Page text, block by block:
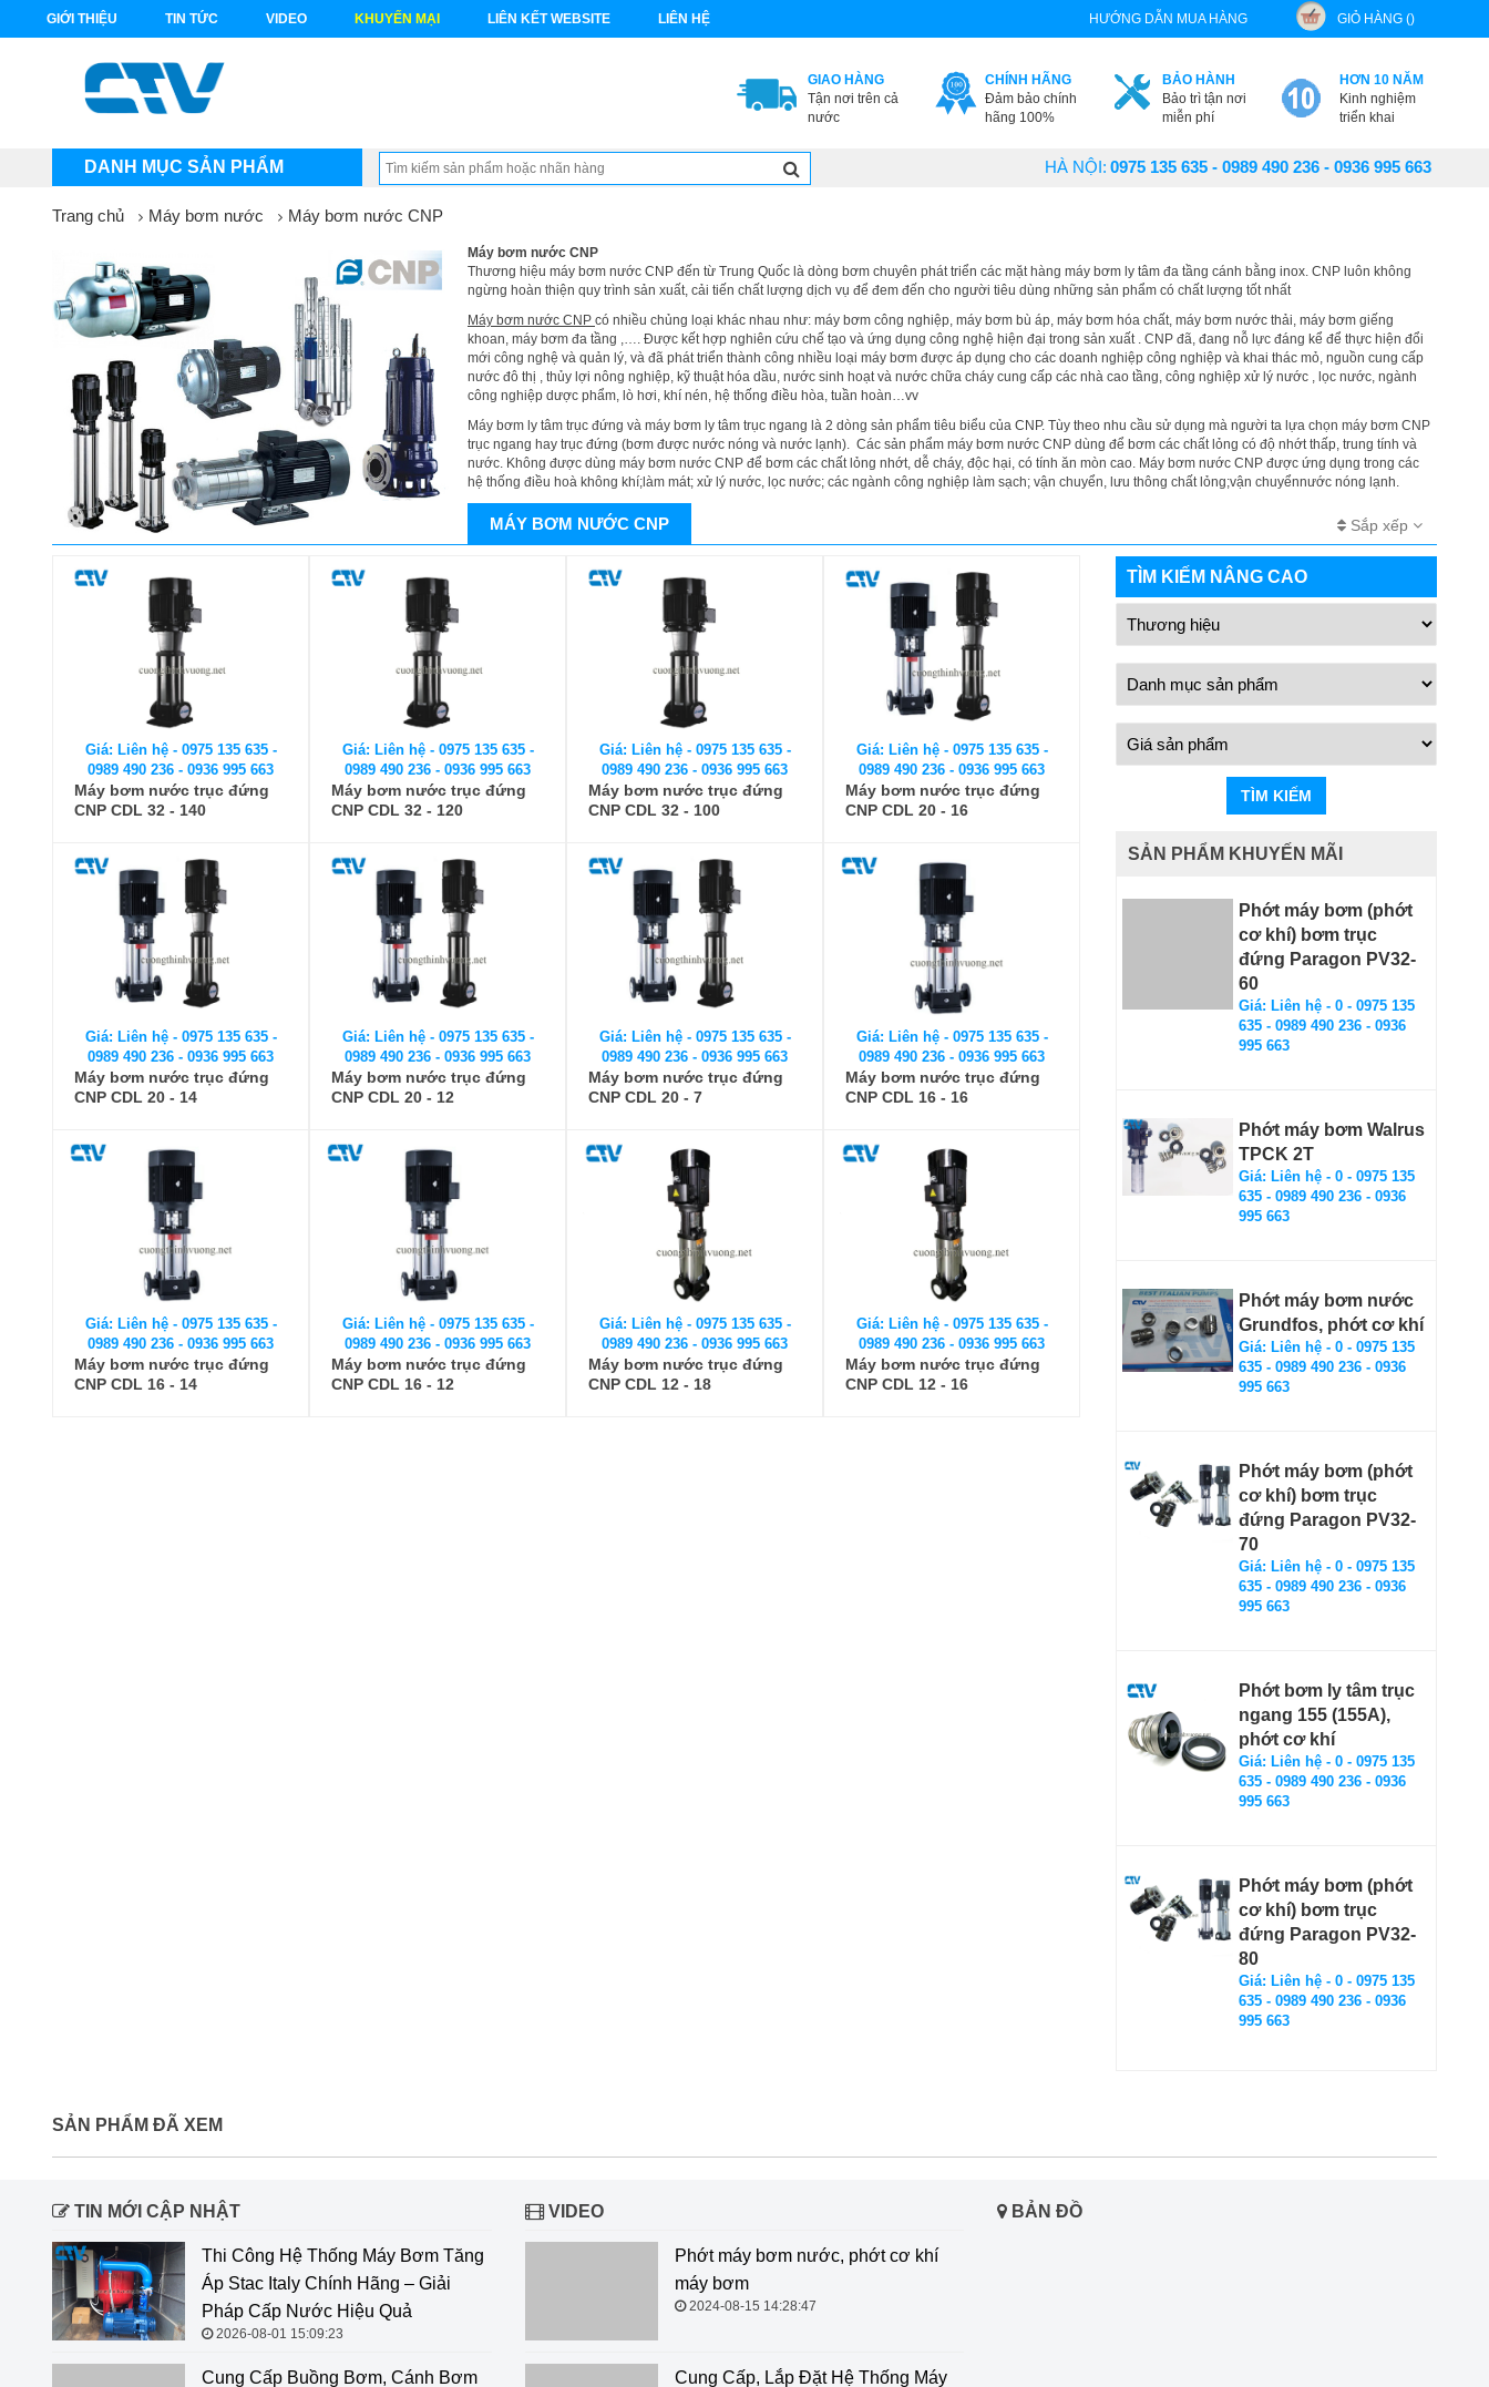
GIỚI THIỆU TIN TỨC VIDEO KHUYẾN MẠI LIÊN KẾT WEBSITE LIÊN HỆ HƯỚNG DẪN MUA HÀNG GIỎ HÀNG ()
GIAO HÀNG
Tận nơi trên cả
nước
CHÍNH HÃNG
Đảm bảo chính
hãng 100%
BẢO HÀNH
Bảo trì tận nơi
miễn phí
HƠN 10 NĂM
Kinh nghiệm
triển khai
DANH MỤC SẢN PHẨM HÀ NỘI: 0975 135 635 - 0989 490 236 - 0936 995 663
Trang chủ Máy bơm nước Máy bơm nước CNP
Máy bơm nước CNP
Thương hiệu máy bơm nước CNP đến từ Trung Quốc là dòng bơm chuyên phát triển các mặt hàng máy bơm ly tâm đa tầng cánh bằng inox. CNP luôn không
ngừng hoàn thiện quy trình sản xuất, cải tiến chất lượng dịch vụ để đem đến cho người tiêu dùng những sản phẩm có chất lượng tốt nhất
Máy bơm nước CNP có nhiều chủng loại khác nhau như: máy bơm công nghiệp, máy bơm bù áp, máy bơm hóa chất, máy bơm nước thải, máy bơm giếng
khoan, máy bơm đa tầng ,…. Được kết hợp nghiên cứu chế tạo và ứng dụng công nghệ hiện đại trong sản xuất . CNP đã, đang nỗ lực đáng kể để thực hiện đổi
mới công nghệ và quản lý, và đã phát triển thành công nhiều loại máy bơm được áp dụng cho các doanh nghiệp công nghiệp và khai thác mỏ, nguồn cung cấp
nước đô thị , thủy lợi nông nghiệp, kỹ thuật hóa dầu, nước sinh hoạt và nước chữa cháy cung cấp các nhà cao tầng, công nghiệp xử lý nước , lọc nước, ngành
công nghiệp dược phẩm, lò hơi, khí nén, hệ thống điều hòa, tuần hoàn…vv
Máy bơm ly tâm trục đứng và máy bơm ly tâm trục ngang là 2 dòng sản phẩm tiêu biểu của CNP. Tùy theo nhu cầu sử dụng mà người ta lựa chọn máy bơm CNP
trục ngang hay trục đứng (bơm được nước nóng và nước lạnh). Các sản phẩm máy bơm nước CNP dùng để bơm các chất lỏng có độ nhớt thấp, trung tính và
nước. Không được dùng máy bơm nước CNP để bơm các chất lỏng nhớt, dễ cháy, độc hại, có tính ăn mòn cao. Máy bơm nước CNP được ứng dụng trong các
hệ thống điều hoà không khí;làm mát; xử lý nước, lọc nước; các ngành công nghiệp làm sạch; vận chuyển, lưu thông chất lỏng;vận chuyểnnước nóng lạnh.
MÁY BƠM NƯỚC CNP Sắp xếp
Giá: Liên hệ - 0975 135 635 -
0989 490 236 - 0936 995 663
Máy bơm nước trục đứng
CNP CDL 32 - 140
Giá: Liên hệ - 0975 135 635 -
0989 490 236 - 0936 995 663
Máy bơm nước trục đứng
CNP CDL 32 - 120
Giá: Liên hệ - 0975 135 635 -
0989 490 236 - 0936 995 663
Máy bơm nước trục đứng
CNP CDL 32 - 100
Giá: Liên hệ - 0975 135 635 -
0989 490 236 - 0936 995 663
Máy bơm nước trục đứng
CNP CDL 20 - 16
Giá: Liên hệ - 0975 135 635 -
0989 490 236 - 0936 995 663
Máy bơm nước trục đứng
CNP CDL 20 - 14
Giá: Liên hệ - 0975 135 635 -
0989 490 236 - 0936 995 663
Máy bơm nước trục đứng
CNP CDL 20 - 12
Giá: Liên hệ - 0975 135 635 -
0989 490 236 - 0936 995 663
Máy bơm nước trục đứng
CNP CDL 20 - 7
Giá: Liên hệ - 0975 135 635 -
0989 490 236 - 0936 995 663
Máy bơm nước trục đứng
CNP CDL 16 - 16
Giá: Liên hệ - 0975 135 635 -
0989 490 236 - 0936 995 663
Máy bơm nước trục đứng
CNP CDL 16 - 14
Giá: Liên hệ - 0975 135 635 -
0989 490 236 - 0936 995 663
Máy bơm nước trục đứng
CNP CDL 16 - 12
Giá: Liên hệ - 0975 135 635 -
0989 490 236 - 0936 995 663
Máy bơm nước trục đứng
CNP CDL 12 - 18
Giá: Liên hệ - 0975 135 635 -
0989 490 236 - 0936 995 663
Máy bơm nước trục đứng
CNP CDL 12 - 16
TÌM KIẾM NÂNG CAO
TÌM KIẾM
SẢN PHẨM KHUYẾN MÃI
Phớt máy bơm (phớt
cơ khí) bơm trục
đứng Paragon PV32-
60
Giá: Liên hệ - 0 - 0975 135
635 - 0989 490 236 - 0936
995 663
Phớt máy bơm Walrus
TPCK 2T
Giá: Liên hệ - 0 - 0975 135
635 - 0989 490 236 - 0936
995 663
Phớt máy bơm nước
Grundfos, phớt cơ khí
Giá: Liên hệ - 0 - 0975 135
635 - 0989 490 236 - 0936
995 663
Phớt máy bơm (phớt
cơ khí) bơm trục
đứng Paragon PV32-
70
Giá: Liên hệ - 0 - 0975 135
635 - 0989 490 236 - 0936
995 663
Phớt bơm ly tâm trục
ngang 155 (155A),
phớt cơ khí
Giá: Liên hệ - 0 - 0975 135
635 - 0989 490 236 - 0936
995 663
Phớt máy bơm (phớt
cơ khí) bơm trục
đứng Paragon PV32-
80
Giá: Liên hệ - 0 - 0975 135
635 - 0989 490 236 - 0936
995 663
SẢN PHẨM ĐÃ XEM
TIN MỚI CẬP NHẬT
Thi Công Hệ Thống Máy Bơm Tăng
Áp Stac Italy Chính Hãng – Giải
Pháp Cấp Nước Hiệu Quả
2026-08-01 15:09:23
Cung Cấp Buồng Bơm, Cánh Bơm Chìm Shinmaywa
VIDEO
Phớt máy bơm nước, phớt cơ khí
máy bơm
2024-08-15 14:28:47
Cung Cấp, Lắp Đặt Hệ Thống Máy Bơm Tăng Áp
BẢN ĐỒ